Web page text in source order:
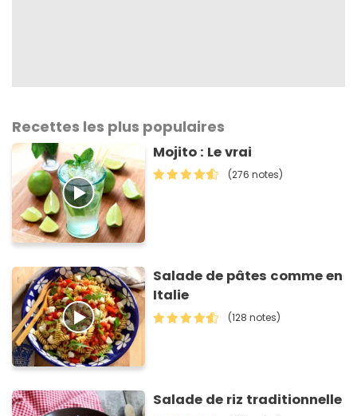
Recettes les plus populaires
Mojito : Le vrai
(276 notes)
Salade de pâtes comme en
Italie
(128 notes)
Salade de riz traditionnelle